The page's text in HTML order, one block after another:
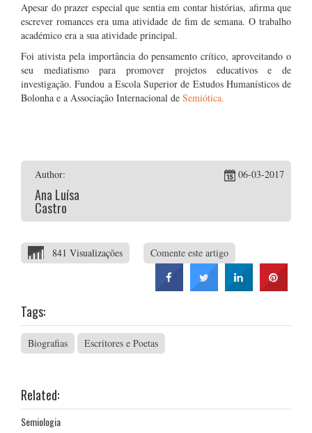
Apesar do prazer especial que sentia em contar histórias, afirma que
escrever romances era uma atividade de fim de semana. O trabalho
académico era a sua atividade principal.
Foi ativista pela importância do pensamento crítico, aproveitando o
seu mediatismo para promover projetos educativos e de
investigação. Fundou a Escola Superior de Estudos Humanísticos de
Bolonha e a Associação Internacional de Semiótica.
Author:
Ana Luísa
Castro
06-03-2017
841 Visualizações Comente este artigo
Tags:
Biografias Escritores e Poetas
Related:
Semiologia